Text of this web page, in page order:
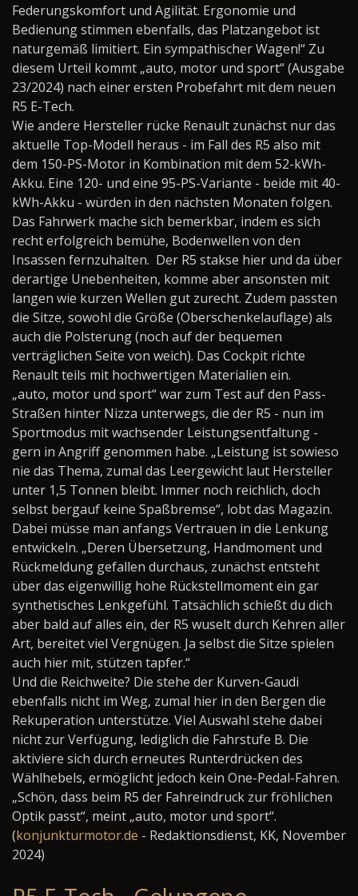
Federungskomfort und Agilität. Ergonomie und
Bedienung stimmen ebenfalls, das Platzangebot ist
naturgemäß limitiert. Ein sympathischer Wagen!“ Zu
diesem Urteil kommt „auto, motor und sport“ (Ausgabe
23/2024) nach einer ersten Probefahrt mit dem neuen
R5 E-Tech.
Wie andere Hersteller rücke Renault zunächst nur das
aktuelle Top-Modell heraus - im Fall des R5 also mit
dem 150-PS-Motor in Kombination mit dem 52-kWh-
Akku. Eine 120- und eine 95-PS-Variante - beide mit 40-
kWh-Akku - würden in den nächsten Monaten folgen.
Das Fahrwerk mache sich bemerkbar, indem es sich
recht erfolgreich bemühe, Bodenwellen von den
Insassen fernzuhalten. Der R5 stakse hier und da über
derartige Unebenheiten, komme aber ansonsten mit
langen wie kurzen Wellen gut zurecht. Zudem passten
die Sitze, sowohl die Größe (Oberschenkelauflage) als
auch die Polsterung (noch auf der bequemen
verträglichen Seite von weich). Das Cockpit richte
Renault teils mit hochwertigen Materialien ein.
„auto, motor und sport“ war zum Test auf den Pass-
Straßen hinter Nizza unterwegs, die der R5 - nun im
Sportmodus mit wachsender Leistungsentfaltung -
gern in Angriff genommen habe. „Leistung ist sowieso
nie das Thema, zumal das Leergewicht laut Hersteller
unter 1,5 Tonnen bleibt. Immer noch reichlich, doch
selbst bergauf keine Spaßbremse“, lobt das Magazin.
Dabei müsse man anfangs Vertrauen in die Lenkung
entwickeln. „Deren Übersetzung, Handmoment und
Rückmeldung gefallen durchaus, zunächst entsteht
über das eigenwillig hohe Rückstellmoment ein gar
synthetisches Lenkgefühl. Tatsächlich schießt du dich
aber bald auf alles ein, der R5 wuselt durch Kehren aller
Art, bereitet viel Vergnügen. Ja selbst die Sitze spielen
auch hier mit, stützen tapfer.“
Und die Reichweite? Die stehe der Kurven-Gaudi
ebenfalls nicht im Weg, zumal hier in den Bergen die
Rekuperation unterstütze. Viel Auswahl stehe dabei
nicht zur Verfügung, lediglich die Fahrstufe B. Die
aktiviere sich durch erneutes Runterdrücken des
Wählhebels, ermöglicht jedoch kein One-Pedal-Fahren.
„Schön, dass beim R5 der Fahreindruck zur fröhlichen
Optik passt“, meint „auto, motor und sport“.
(konjunkturmotor.de - Redaktionsdienst, KK, November
2024)